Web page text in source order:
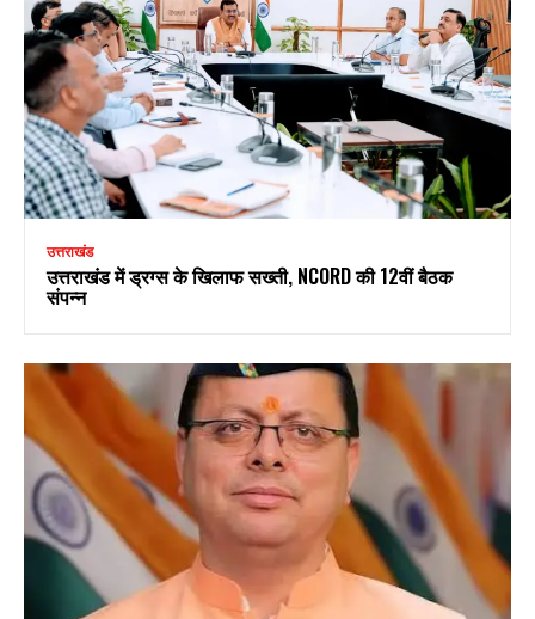
उत्तराखंड
उत्तराखंड में ड्रग्स के खिलाफ सख्ती, NCORD की 12वीं बैठक
संपन्न